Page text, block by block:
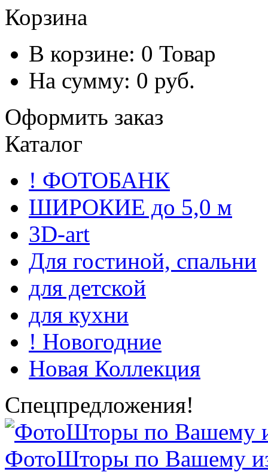
Корзина
В корзине: 0 Товар
На сумму: 0 руб.
Оформить заказ
Каталог
! ФОТОБАНК
ШИРОКИЕ до 5,0 м
3D-art
Для гостиной, спальни
для детской
для кухни
! Новогодние
Новая Коллекция
Спецпредложения!
ФотоШторы по Вашему